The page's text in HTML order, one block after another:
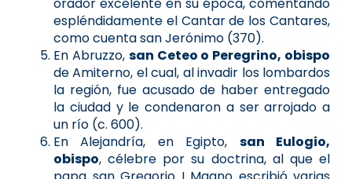
espléndidamente el Cantar de los Cantares,
como cuenta san Jerónimo (370).
En Abruzzo, san Ceteo o Peregrino, obispo
de Amiterno, el cual, al invadir los lombardos
la región, fue acusado de haber entregado
la ciudad y le condenaron a ser arrojado a
un río (c. 600).
En Alejandría, en Egipto, san Eulogio,
obispo, célebre por su doctrina, al que el